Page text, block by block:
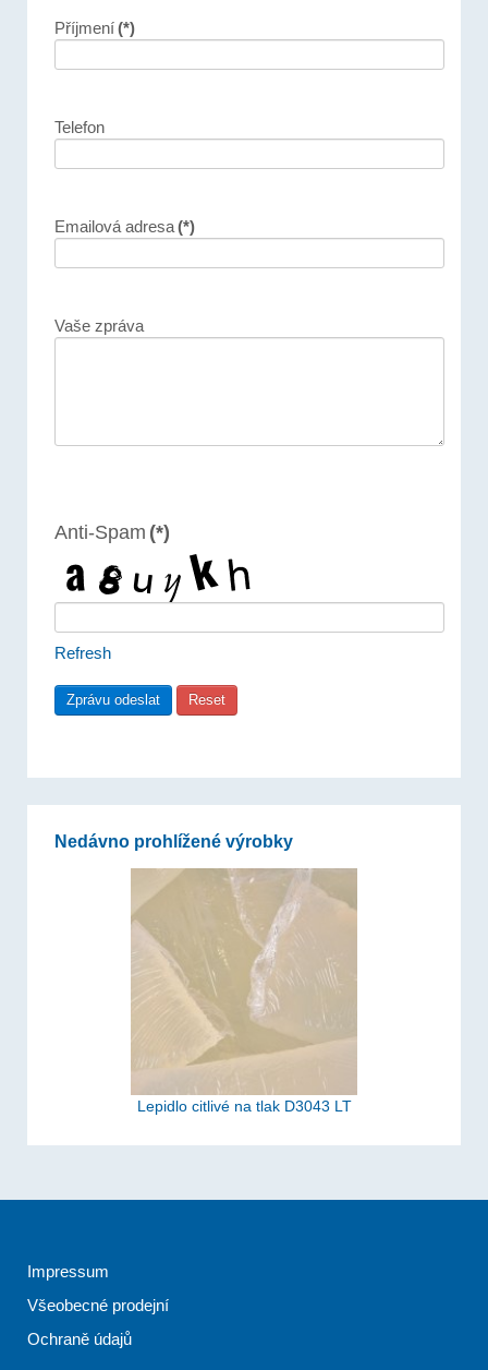
Příjmení(*)
Telefon
Emailová adresa(*)
Vaše zpráva
Anti-Spam (*)
Refresh
Nedávno prohlížené výrobky
Lepidlo citlivé na tlak D3043 LT
Impressum
Všeobecné prodejní
Ochraně údajů